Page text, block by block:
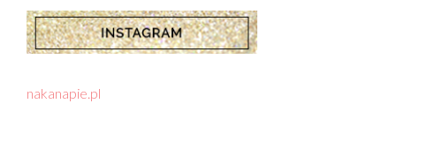
nakanapie.pl